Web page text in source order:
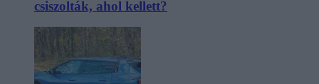
csiszolták, ahol kellett?